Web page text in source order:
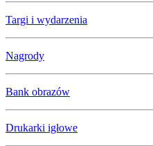
Targi i wydarzenia
Nagrody
Bank obrazów
Drukarki igłowe